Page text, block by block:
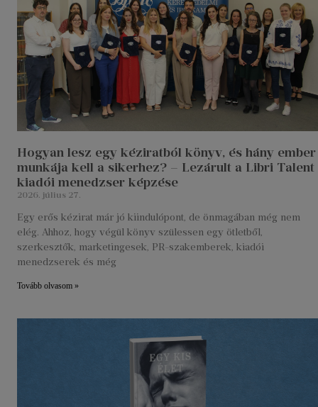
Hogyan lesz egy kéziratból könyv, és hány ember
munkája kell a sikerhez? – Lezárult a Libri Talent
kiadói menedzser képzése
2026. július 27.
Egy erős kézirat már jó kiindulópont, de önmagában még nem
elég. Ahhoz, hogy végül könyv szülessen egy ötletből,
szerkesztők, marketingesek, PR-szakemberek, kiadói
menedzserek és még
Tovább olvasom »